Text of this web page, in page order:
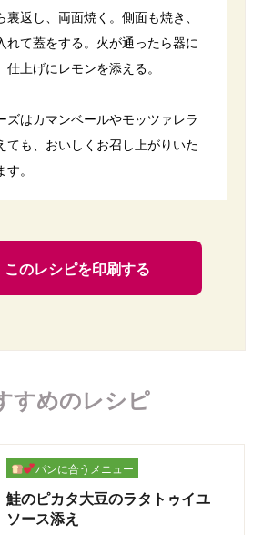
裏返し、両面焼く。側面も焼き、
れて蓋をする。火が通ったら器に
仕上げにレモンを添える。
ズはカマンベールやモッツァレラ
ても、おいしくお召し上がりいた
す。
このレシピを印刷する
すめのレシピ
パンに合うメニュー
鮭のピカタ大豆のラタトゥイユ
ソース添え